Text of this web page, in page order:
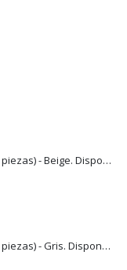
Visera de ajuste multiusos (4 piezas) - Beige. Disponible en México, Colombia, USA, Perú y España
Visera de ajuste multiusos (4 piezas) - Gris. Disponible en México, Colombia, USA, Perú y España